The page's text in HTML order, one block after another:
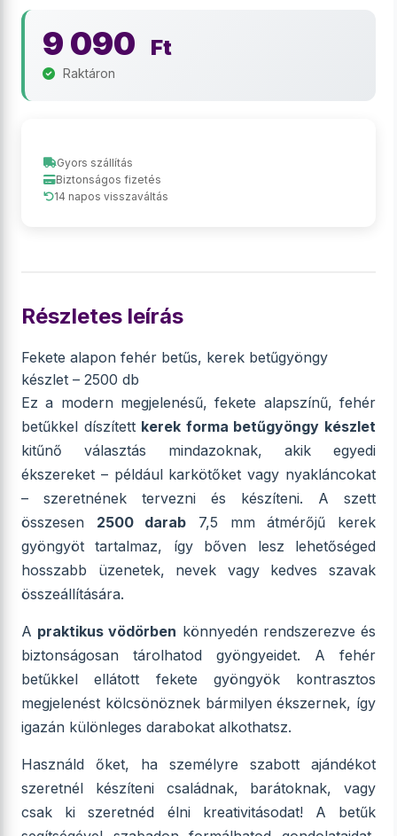
9 090 Ft
Raktáron
Gyors szállítás
Biztonságos fizetés
14 napos visszaváltás
Részletes leírás
Fekete alapon fehér betűs, kerek betűgyöngy
készlet – 2500 db
Ez a modern megjelenésű, fekete alapszínű, fehér
betűkkel díszített kerek forma betűgyöngy készlet
kitűnő választás mindazoknak, akik egyedi
ékszereket – például karkötőket vagy nyakláncokat
– szeretnének tervezni és készíteni. A szett
összesen 2500 darab 7,5 mm átmérőjű kerek
gyöngyöt tartalmaz, így bőven lesz lehetőséged
hosszabb üzenetek, nevek vagy kedves szavak
összeállítására.
A praktikus vödörben könnyedén rendszerezve és
biztonságosan tárolhatod gyöngyeidet. A fehér
betűkkel ellátott fekete gyöngyök kontrasztos
megjelenést kölcsönöznek bármilyen ékszernek, így
igazán különleges darabokat alkothatsz.
Használd őket, ha személyre szabott ajándékot
szeretnél készíteni családnak, barátoknak, vagy
csak ki szeretnéd élni kreativitásodat! A betűk